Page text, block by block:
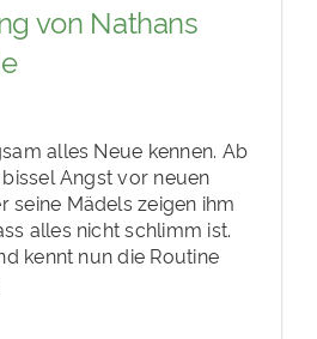
von Nathans
alles Neue kennen. Ab
Angst vor neuen
seine Mädels zeigen ihm
alles nicht schlimm ist.
kennt nun die Routine